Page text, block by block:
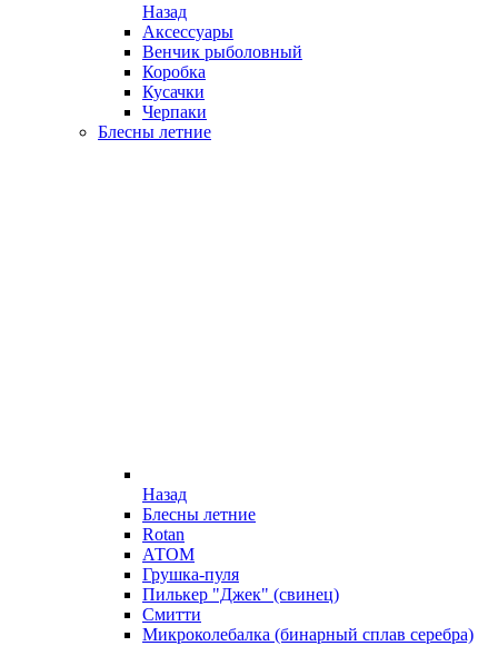
Назад
Аксессуары
Венчик рыболовный
Коробка
Кусачки
Черпаки
Блесны летние
Назад
Блесны летние
Rotan
АТОМ
Грушка-пуля
Пилькер "Джек" (свинец)
Смитти
Микроколебалка (бинарный сплав серебра)